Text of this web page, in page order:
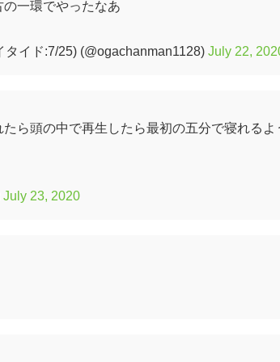
一環でやったなあ
イド:7/25) (@ogachanman1128) July 22,
ら頭の中で再生したら最初の五分で寝れるよ
July 23, 2020